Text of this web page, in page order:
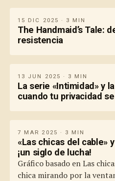
15 DIC 2025 · 3 MIN
The Handmaid’s Tale:
resistencia
13 JUN 2025 · 3 MIN
La serie «Intimidad» y
cuando tu privacidad
7 MAR 2025 · 3 MIN
«Las chicas del cable»
¡un siglo de lucha!
Gráfico basado en Las
chica mirando por la